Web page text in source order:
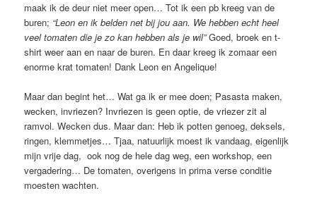
maak ik de deur niet meer open… Tot ik een pb kreeg van de
buren; “Leon en ik belden net bij jou aan. We hebben echt heel
veel tomaten die je zo kan hebben als je wil”Goed, broek en t-
shirt weer aan en naar de buren. En daar kreeg ik zomaar een
enorme krat tomaten! Dank Leon en Angelique!
Maar dan begint het… Wat ga ik er mee doen; Pasasta maken,
wecken, invriezen? Invriezen is geen optie, de vriezer zit al
ramvol. Wecken dus. Maar dan: Heb ik potten genoeg, deksels,
ringen, klemmetjes… Tjaa, natuurlijk moest ik vandaag, eigenlijk
mijn vrije dag, ook nog de hele dag weg, een workshop, een
vergadering… De tomaten, overigens in prima verse conditie
moesten wachten.